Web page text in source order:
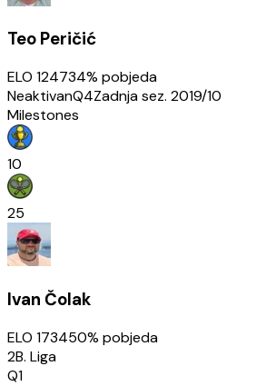
Teo Peričić
ELO 124734% pobjeda
NeaktivanQ4Zadnja sez. 2019/10
Milestones
10
25
Ivan Čolak
ELO 173450% pobjeda
2B. Liga
Q1